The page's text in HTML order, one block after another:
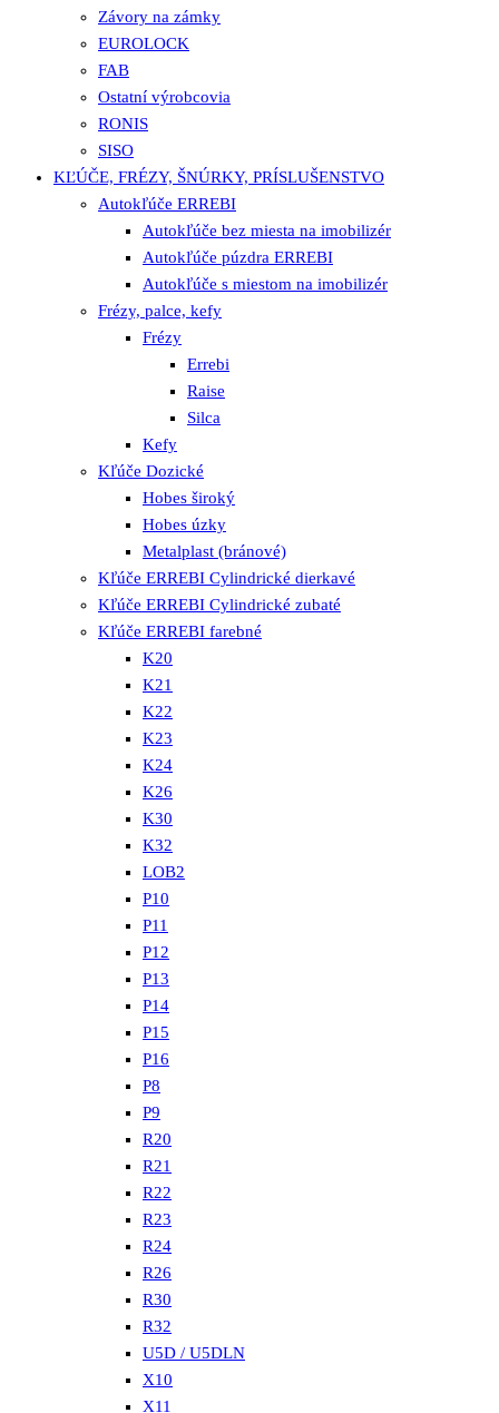
Závory na zámky
EUROLOCK
FAB
Ostatní výrobcovia
RONIS
SISO
KĽÚČE, FRÉZY, ŠNÚRKY, PRÍSLUŠENSTVO
Autokľúče ERREBI
Autokľúče bez miesta na imobilizér
Autokľúče púzdra ERREBI
Autokľúče s miestom na imobilizér
Frézy, palce, kefy
Frézy
Errebi
Raise
Silca
Kefy
Kľúče Dozické
Hobes široký
Hobes úzky
Metalplast (bránové)
Kľúče ERREBI Cylindrické dierkavé
Kľúče ERREBI Cylindrické zubaté
Kľúče ERREBI farebné
K20
K21
K22
K23
K24
K26
K30
K32
LOB2
P10
P11
P12
P13
P14
P15
P16
P8
P9
R20
R21
R22
R23
R24
R26
R30
R32
U5D / U5DLN
X10
X11